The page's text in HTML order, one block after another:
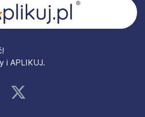
i APLIKUJ.
Instagram